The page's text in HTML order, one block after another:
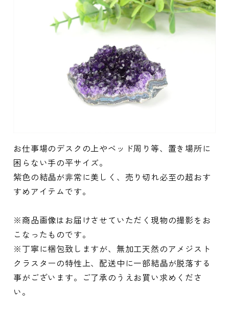
お仕事場のデスクの上やベッド周り等、置き場所に
困らない手の平サイズ。
紫色の結晶が非常に美しく、売り切れ必至の超おす
すめアイテムです。
※商品画像はお届けさせていただく現物の撮影をお
こなったものです。
※丁寧に梱包致しますが、無加工天然のアメジスト
クラスターの特性上、配送中に一部結晶が脱落する
事がございます。ご了承のうえお買い求めくださ
い。